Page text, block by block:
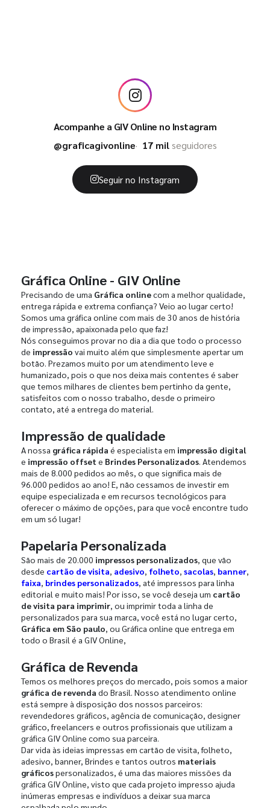
Acompanhe a GIV Online no Instagram
@graficagivonline
17 milseguidores
Seguir no Instagram
Gráfica Online - GIV Online
Precisando de uma Gráfica onlinecom a melhor qualidade,
entrega rápida e extrema confiança? Veio ao lugar certo!
Somos uma gráfica online com mais de 30 anos de história
de impressão, apaixonada pelo que faz!
Nós conseguimos provar no dia a dia que todo o processo
de impressão vai muito além que simplesmente apertar um
botão. Prezamos muito por um atendimento leve e
humanizado, pois o que nos deixa mais contentes é saber
que temos milhares de clientes bem pertinho da gente,
satisfeitos com o nosso trabalho, desde o primeiro
contato, até a entrega do material.
Impressão de qualidade
A nossa gráfica rápida é especialista em impressão digital
e impressão offset e Brindes Personalizados. Atendemos
mais de 8.000 pedidos ao mês, o que significa mais de
96.000 pedidos ao ano! E, não cessamos de investir em
equipe especializada e em recursos tecnológicos para
oferecer o máximo de opções, para que você encontre tudo
em um só lugar!
Papelaria Personalizada
São mais de 20.000 impressos personalizados, que vão
desde cartão de visita, adesivo, folheto, sacolas, banner,
faixa, brindes personalizados, até impressos para linha
editorial e muito mais! Por isso, se você deseja um cartão
de visita para imprimir, ou imprimir toda a linha de
personalizados para sua marca, você está no lugar certo,
Gráfica em São paulo, ou Gráfica online que entrega em
todo o Brasil é a GIV Online,
Gráfica de Revenda
Temos os melhores preços do mercado, pois somos a maior
gráfica de revenda do Brasil. Nosso atendimento online
está sempre à disposição dos nossos parceiros:
revendedores gráficos, agência de comunicação, designer
gráfico, freelancers e outros profissionais que utilizam a
gráfica GIV Online como sua parceira.
Dar vida às ideias impressas em cartão de visita, folheto,
adesivo, banner, Brindes e tantos outros materiais
gráficospersonalizados, é uma das maiores missões da
gráfica GIV Online, visto que cada projeto impresso ajuda
inúmeras empresas e indivíduos a deixar sua marca